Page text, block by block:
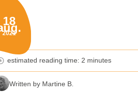
on:
18
2021
reading time
estimated reading time: 2 minutes
Written by Martine B.